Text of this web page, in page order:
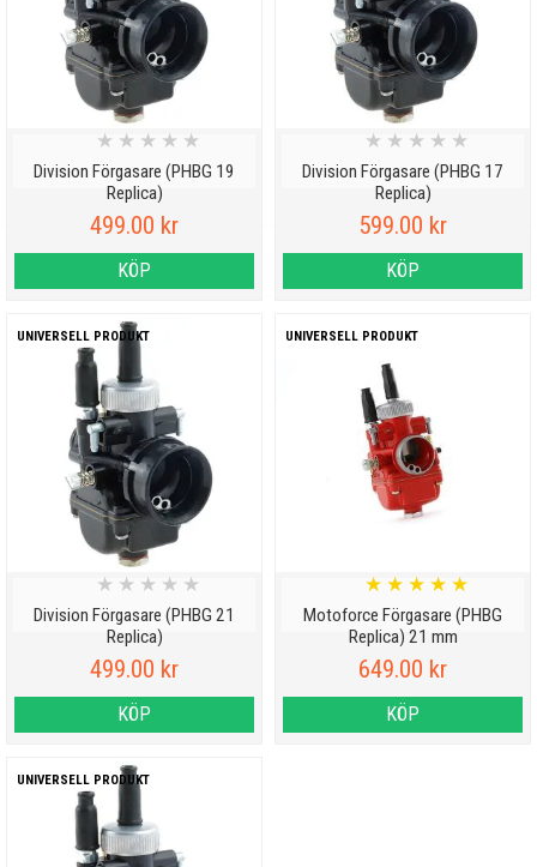
Division Förgasare (PHBG 19
Replica)
★ ★ ★ ★ ★
499.00 kr
KÖP
Division Förgasare (PHBG 17
Replica)
★ ★ ★ ★ ★
599.00 kr
KÖP
UNIVERSELL PRODUKT
Division Förgasare (PHBG 21
Replica)
★ ★ ★ ★ ★
499.00 kr
KÖP
UNIVERSELL PRODUKT
Motoforce Förgasare (PHBG
Replica) 21 mm
★ ★ ★ ★ ★
649.00 kr
KÖP
UNIVERSELL PRODUKT